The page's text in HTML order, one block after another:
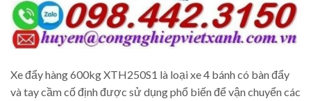
Xe đẩy hàng 600kg XTH250S1 là loại xe 4 bánh có bàn đẩy
và tay cầm cố định được sử dụng phổ biến để vận chuyển các